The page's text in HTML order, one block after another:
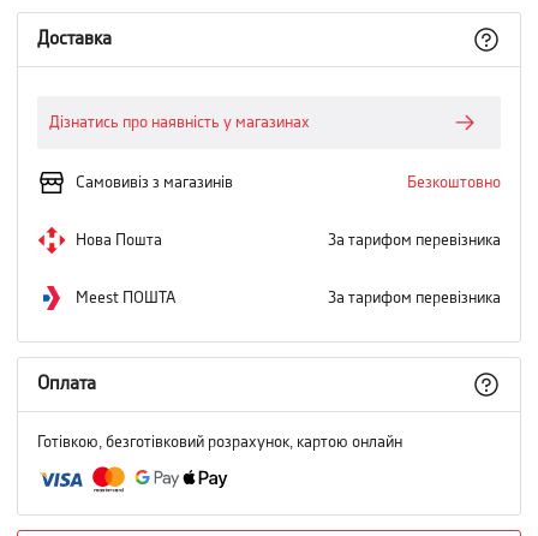
Доставка
Дізнатись про наявність у магазинах
Самовивіз з магазинів Безкоштовно
Нова Пошта За тарифом перевізника
Meest ПОШТА За тарифом перевізника
Оплата
Готівкою, безготівковий розрахунок, картою онлайн